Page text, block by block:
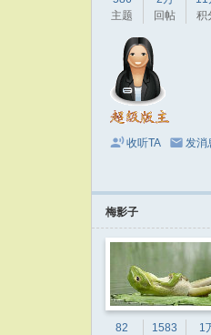
主题
回帖
积
收听TA 发消
梅影子
82
1583
1